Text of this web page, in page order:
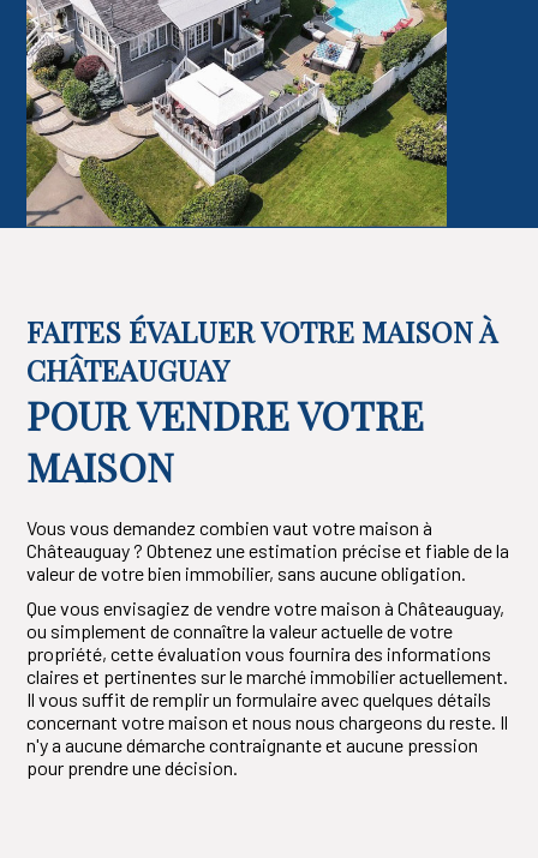
FAITES ÉVALUER VOTRE MAISON À
CHÂTEAUGUAY
POUR VENDRE VOTRE
MAISON
Vous vous demandez combien vaut votre maison à
Châteauguay ? Obtenez une estimation précise et fiable de la
valeur de votre bien immobilier, sans aucune obligation.
Que vous envisagiez de vendre votre maison à Châteauguay,
ou simplement de connaître la valeur actuelle de votre
propriété, cette évaluation vous fournira des informations
claires et pertinentes sur le marché immobilier actuellement.
Il vous suffit de remplir un formulaire avec quelques détails
concernant votre maison et nous nous chargeons du reste. Il
n'y a aucune démarche contraignante et aucune pression
pour prendre une décision.